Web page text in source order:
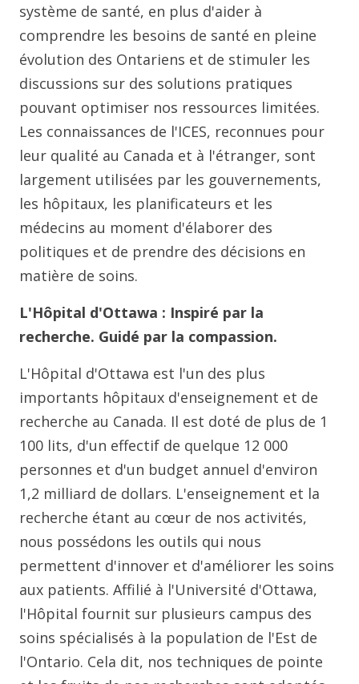
système de santé, en plus d'aider à
comprendre les besoins de santé en pleine
évolution des Ontariens et de stimuler les
discussions sur des solutions pratiques
pouvant optimiser nos ressources limitées.
Les connaissances de l'ICES, reconnues pour
leur qualité au Canada et à l'étranger, sont
largement utilisées par les gouvernements,
les hôpitaux, les planificateurs et les
médecins au moment d'élaborer des
politiques et de prendre des décisions en
matière de soins.
L'Hôpital d'Ottawa : Inspiré par la
recherche. Guidé par la compassion.
L'Hôpital d'Ottawa est l'un des plus
importants hôpitaux d'enseignement et de
recherche au Canada. Il est doté de plus de 1
100 lits, d'un effectif de quelque 12 000
personnes et d'un budget annuel d'environ
1,2 milliard de dollars. L'enseignement et la
recherche étant au cœur de nos activités,
nous possédons les outils qui nous
permettent d'innover et d'améliorer les soins
aux patients. Affilié à l'Université d'Ottawa,
l'Hôpital fournit sur plusieurs campus des
soins spécialisés à la population de l'Est de
l'Ontario. Cela dit, nos techniques de pointe